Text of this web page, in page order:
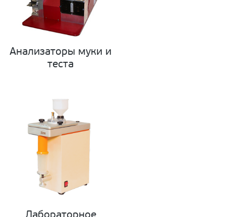
Анализаторы муки и
теста